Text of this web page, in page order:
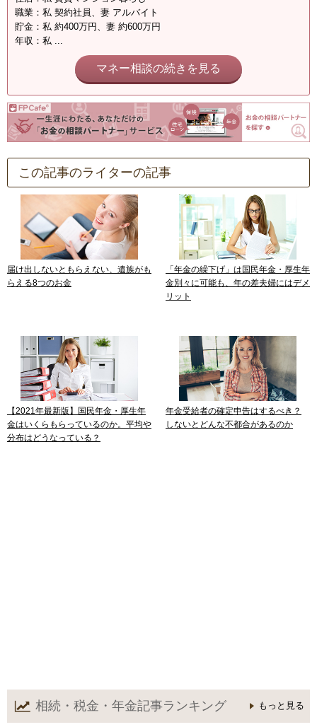
職業：私 契約社員、妻 アルバイト
貯金：私 約400万円、妻 約600万円
年収：私 ...
マネー相談の続きを見る
この記事のライターの記事
届け出しないともらえない、遺族がも
らえる8つのお金
「年金の繰下げ」は国民年金・厚生年
金別々に可能も、年の差夫婦にはデメ
リット
【2021年最新版】国民年金・厚生年
金はいくらもらっているのか。平均や
分布はどうなっている？
年金受給者の確定申告はするべき？
しないとどんな不都合があるのか
相続・税金・年金記事ランキング もっと見る